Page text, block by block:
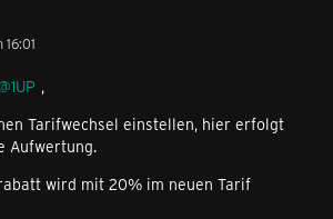
1UP ,
Tarifwechsel einstellen, hier erfolgt
Aufwertung.
wird mit 20% im neuen Tarif